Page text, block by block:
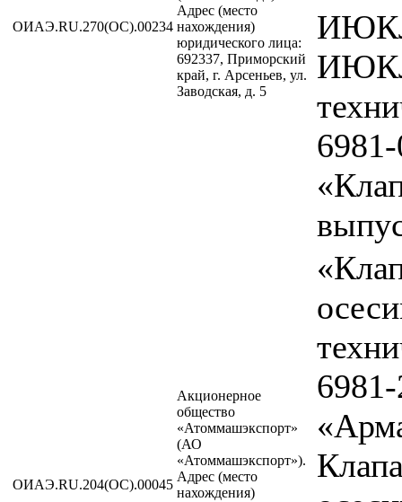
ОИАЭ.RU.270(ОС).00234
Адрес (место
нахождения)
юридического лица:
692337, Приморский
край, г. Арсеньев, ул.
Заводская, д. 5
ОИАЭ.RU.204(ОС).00045
Акционерное
общество
«Атоммашэкспорт»
(АО
«Атоммашэкспорт»).
Адрес (место
нахождения)